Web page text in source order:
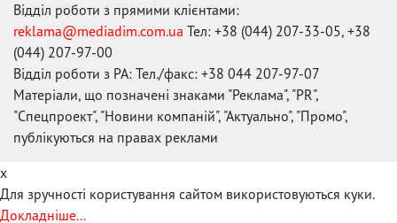
Відділ роботи з прямими клієнтами:
reklama@mediadim.com.ua Тел: +38 (044) 207-33-05, +38
(044) 207-97-00
Відділ роботи з РА: Тел./факс: +38 044 207-97-07
Матеріали, що позначені знаками "Реклама", "PR",
"Спецпроект", "Новини компаній", "Актуально", "Промо",
публікуються на правах реклами
x
Для зручності користування сайтом використовуються куки.
Докладніше...